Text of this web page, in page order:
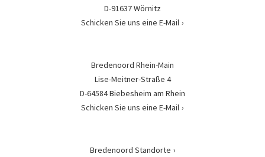
D-91637 Wörnitz
Schicken Sie uns eine E-Mail
Bredenoord Rhein-Main
Lise-Meitner-Straße 4
D-64584 Biebesheim am Rhein
Schicken Sie uns eine E-Mail
Bredenoord Standorte